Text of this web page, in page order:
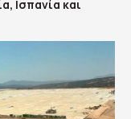
Ισπανία και